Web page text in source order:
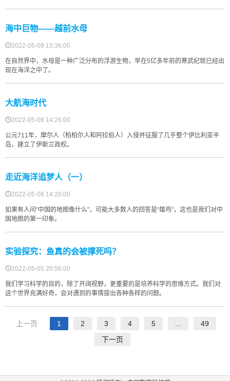
海中巨物——越前水母
2022-05-09 15:36:00
在自然界中，水母是一种广泛分布的浮游生物，早在5亿多年前的寒武纪就已经出
现在海洋之中了。
大航海时代
2022-05-08 14:26:00
公元711年，摩尔人（柏柏尔人和阿拉伯人）入侵并征服了几乎整个伊比利亚半
岛，建立了伊斯兰政权。
走近海洋追梦人（一）
2022-05-08 14:20:00
如果有人问“中国的地图像什么”，可能大多数人的回答是“雄鸡”，这也是我们对中
国地图的第一印象。
实验探究：鱼真的会被撑死吗？
2022-05-05 20:56:00
我们学习科学的目的，除了开阔视野，更重要的是培养科学的思维方式。我们对
这个世界充满好奇，会对遇到的事情提出各种各样的问题。
上一页 1 2 3 4 5
49
下一页